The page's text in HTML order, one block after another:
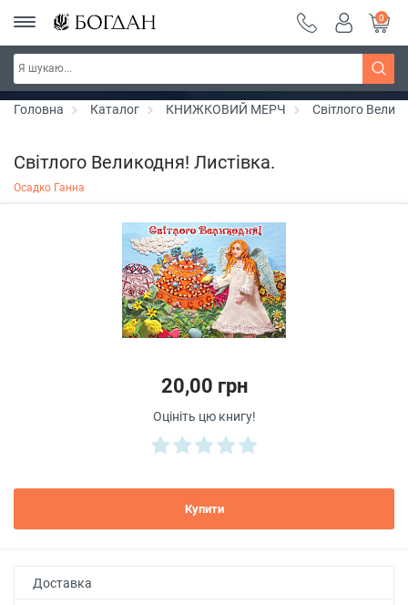
РОЗПРОДАЖ ~ 150 грн ~ 200 грн ~ 250 грн ~
300 грн ~ РОЗПРОДАЖ
Дізнатись більше
0
Головна Каталог КНИЖКОВИЙ МЕРЧ Світлого
Світлого Великодня! Листівка.
Осадко Ганна
20,00 грн
Оцініть цю книгу!
Купити
Доставка